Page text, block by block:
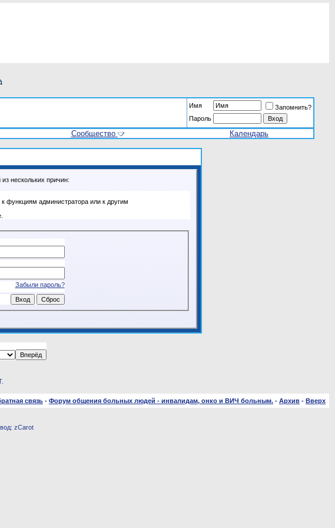
Имя
Запомнить?
Пароль
Сообщество Календарь
нескольких причин:
функциям администратора или к другим
Забыли пароль?
связь - Форум общения больных людей - инвалидам, онко и ВИЧ больным. - Архив - Вверх
zCarot